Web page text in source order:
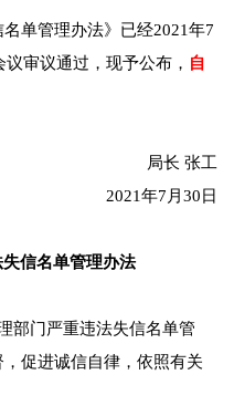
单管理办法》已经2021年7
审议通过，现予公布， 自
局长 张工
2021年7月30日
信名单管理办法
部门严重违法失信名单管
促进诚信自律，依照有关